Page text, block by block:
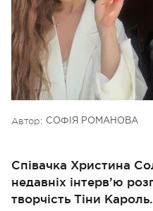
Автор: СОФІЯ РОМАНОВА
Співачка Христина
недавніх інтерв’ю
творчість Тіни Кароль.